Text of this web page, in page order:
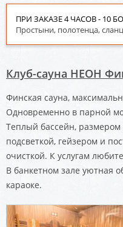
ПРИ ЗАКАЗЕ 4 ЧАСОВ - 10
Простыни, полотенца,
Клуб-сауна НЕОН
Финская сауна,
Одновременно в парной
Теплый бассейн, размером
подсветкой, гейзером и
очисткой. К услугам
В банкетном зале уютная
караоке.